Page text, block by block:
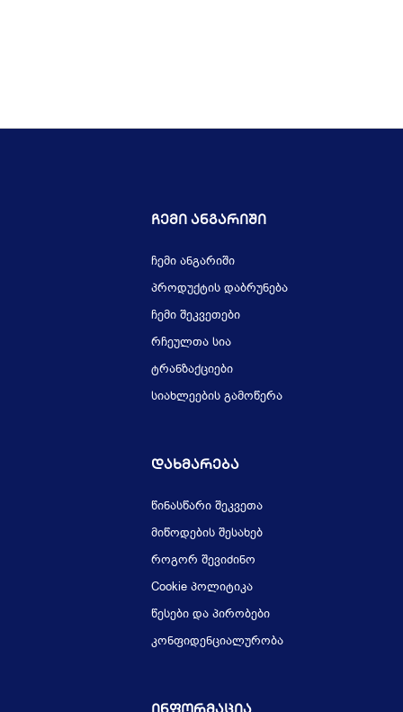
Ჩემი Ანგარიში
ჩემი ანგარიში
პროდუქტის დაბრუნება
ჩემი შეკვეთები
რჩეულთა სია
ტრანზაქციები
სიახლეების გამოწერა
Დახმარება
წინასწარი შეკვეთა
მიწოდების შესახებ
როგორ შევიძინო
Cookie პოლიტიკა
წესები და პირობები
კონფიდენციალურობა